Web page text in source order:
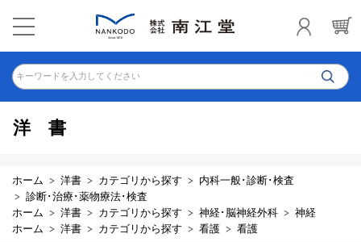
キーワードを入力してください
洋書
ホーム 洋書 カテゴリから探す
内科一般･診断･検査
診断･治療･薬物療法･検査
ホーム
洋書 カテゴリから探す 神経･脳神経外科
神経
ホーム
洋書 カテゴリから探す 看護 看護